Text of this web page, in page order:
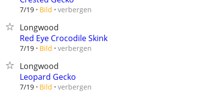
7/19 Bild verbergen
Longwood
Red Eye Crocodile Skink
7/19 Bild verbergen
Longwood
Leopard Gecko
7/19 Bild verbergen